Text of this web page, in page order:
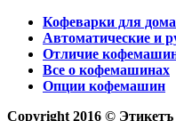
Кофеварки для
Автоматические и
Отличие
Все о кофемашинах
Опции кофемашин
Copyright 2016 ©